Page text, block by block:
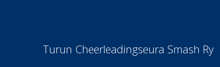
Turun Cheerleadingseura Smash Ry